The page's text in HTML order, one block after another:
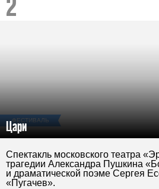
ФЕСТИВАЛЬ
Цари
Спектакль московского театра
трагедии Александра Пушкина
и драматической поэме Сергея
«Пугачев».